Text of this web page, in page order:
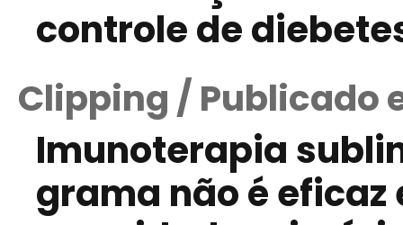
controle de
Clipping / Publicado
Imunoterapia
grama não é